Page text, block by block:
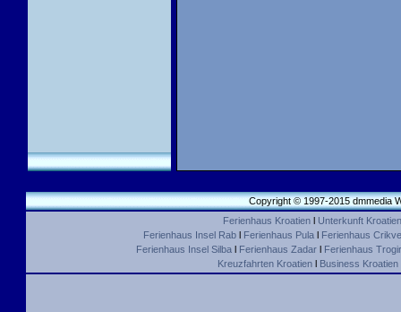
Copyright © 1997-2015 dmmedia
Ferienhaus Kroatien l Unterkunft Kroatien
Ferienhaus Insel Rabl Ferienhaus Pulal Ferienhaus
Ferienhaus Insel Silbal Ferienhaus Zadarl Ferienhaus
Kreuzfahrten Kroatienl Business Kroatien